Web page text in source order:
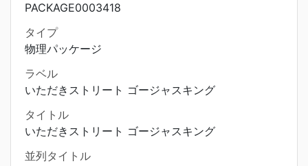
PACKAGE0003418
タイプ
物理パッケージ
ラベル
いただきストリート ゴージャスキング
タイトル
いただきストリート ゴージャスキング
並列タイトル